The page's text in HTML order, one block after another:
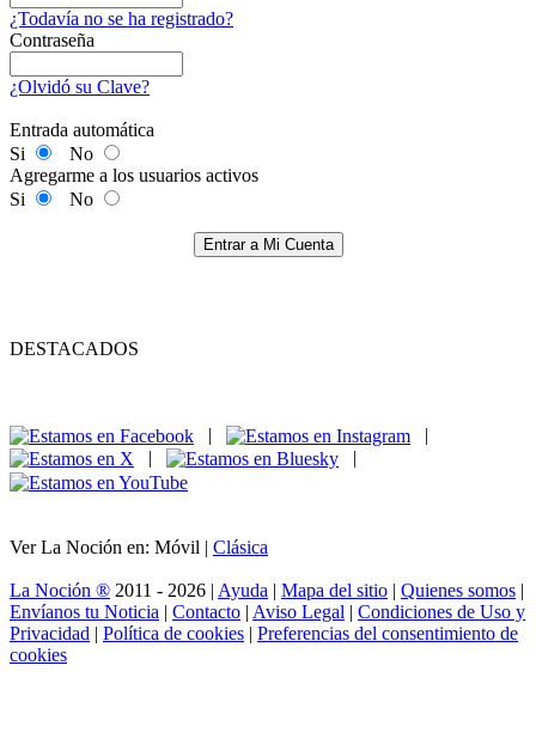
¿Todavía no se ha registrado?
Contraseña
¿Olvidó su Clave?
Entrada automática
Si
No
Agregarme a los usuarios activos
Si
No
Entrar a Mi Cuenta
DESTACADOS
|
|
|
|
Ver La Noción en: Móvil | Clásica
La Noción ® 2011 - 2026 | Ayuda | Mapa del sitio | Quienes somos |
Envíanos tu Noticia | Contacto | Aviso Legal | Condiciones de Uso y
Privacidad | Política de cookies | Preferencias del consentimiento de
cookies